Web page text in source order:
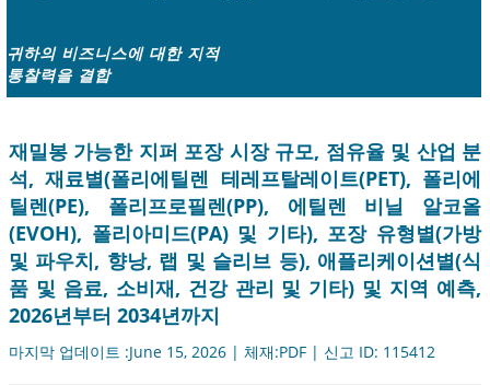
귀하의 비즈니스에 대한 지적
통찰력을 결합
재밀봉 가능한 지퍼 포장 시장 규모, 점유율 및 산업 분
석, 재료별(폴리에틸렌 테레프탈레이트(PET), 폴리에
틸렌(PE), 폴리프로필렌(PP), 에틸렌 비닐 알코올
(EVOH), 폴리아미드(PA) 및 기타), 포장 유형별(가방
및 파우치, 향낭, 랩 및 슬리브 등), 애플리케이션별(식
품 및 음료, 소비재, 건강 관리 및 기타) 및 지역 예측,
2026년부터 2034년까지
마지막 업데이트 :June 15, 2026 | 체재:PDF | 신고 ID: 115412